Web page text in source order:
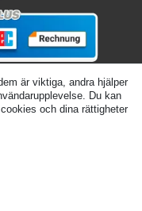
för försändelser inom Sverige
är viktiga, andra hjälper
Du kan
och dina rättigheter